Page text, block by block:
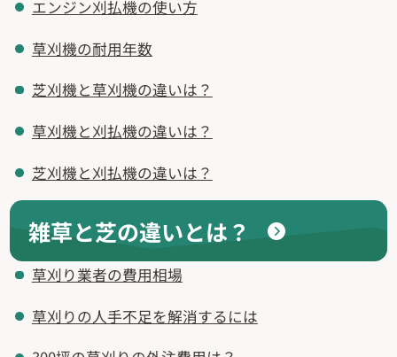
エンジン刈払機の使い方
草刈機の耐用年数
芝刈機と草刈機の違いは？
草刈機と刈払機の違いは？
芝刈機と刈払機の違いは？
雑草と芝の違いとは？
草刈り業者の費用相場
草刈りの人手不足を解消するには